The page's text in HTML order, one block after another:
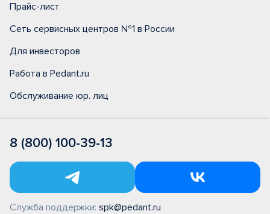
Прайс-лист
Сеть сервисных центров №1 в России
Для инвесторов
Работа в Pedant.ru
Обслуживание юр. лиц
8 (800) 100-39-13
Служба поддержки: spk@pedant.ru